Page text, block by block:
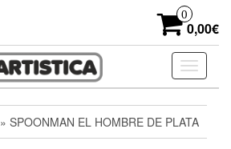
0
0,00€
Toggle
» SPOONMAN EL HOMBRE DE PLATA